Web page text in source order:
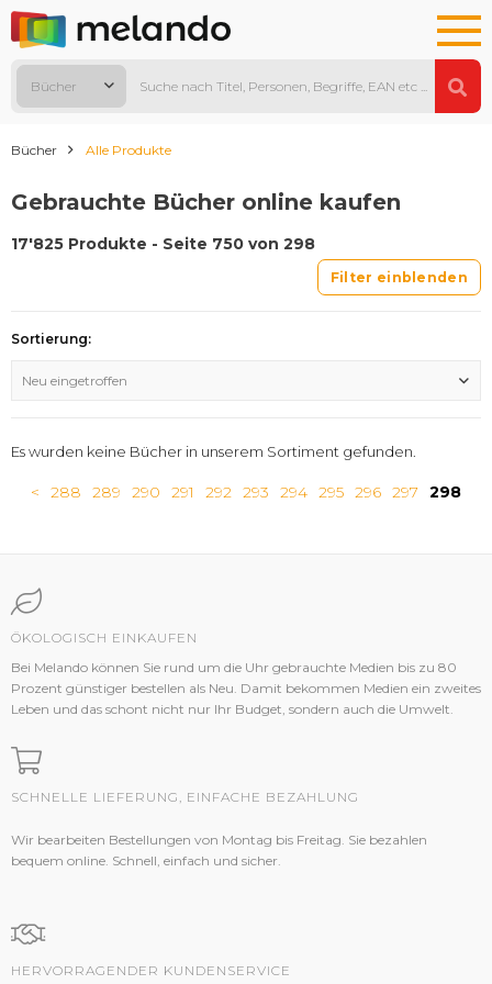
Bücher
Bücher Alle Produkte
Gebrauchte Bücher online kaufen
17'825 Produkte - Seite 750 von 298
Filter einblenden
Sortierung:
Neu eingetroffen
Es wurden keine Bücher in unserem Sortiment gefunden.
< 288 289 290 291 292 293 294 295 296 297 298
ÖKOLOGISCH EINKAUFEN
Bei Melando können Sie rund um die Uhr gebrauchte Medien bis zu 80
Prozent günstiger bestellen als Neu. Damit bekommen Medien ein zweites
Leben und das schont nicht nur Ihr Budget, sondern auch die Umwelt.
SCHNELLE LIEFERUNG, EINFACHE BEZAHLUNG
Wir bearbeiten Bestellungen von Montag bis Freitag. Sie bezahlen
bequem online. Schnell, einfach und sicher.
HERVORRAGENDER KUNDENSERVICE